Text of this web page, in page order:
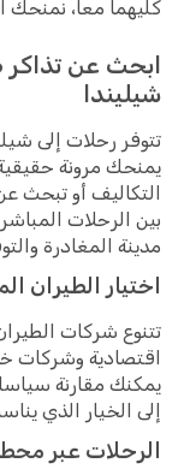
كليهما معاً، نمنحك
ابحث عن تذاكر
شيليندا
تتوفر رحلات إلى
يمنحك مرونة
التكاليف أو تبحث
بين الرحلات
مدينة المغادرة
اختيار الطيران
تتنوع شركات
اقتصادية وشركات
يمكنك مقارنة
إلى الخيار الذي
الرحلات عبر